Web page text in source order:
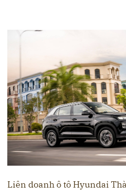
Liên doanh ô tô Hyundai